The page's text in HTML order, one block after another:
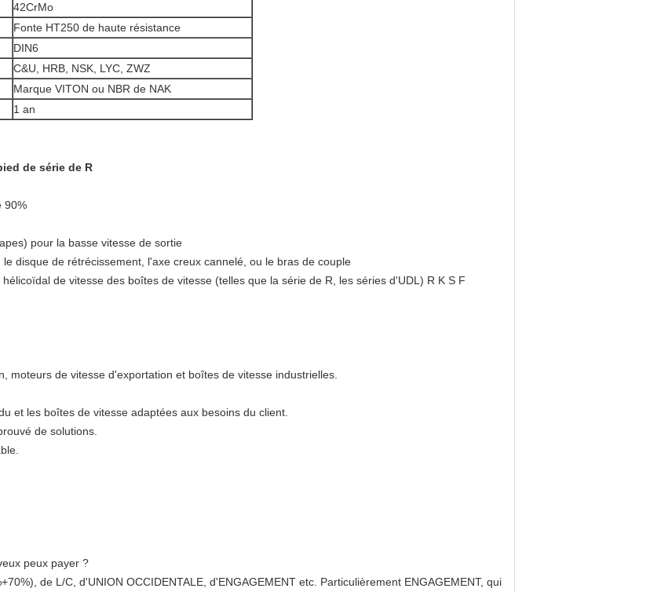
42CrMo
Fonte HT250 de haute résistance
DIN6
C&U, HRB, NSK, LYC, ZWZ
Marque VITON ou NBR de NAK
1 an
de série de R
90%
pour la basse vitesse de sortie
disque de rétrécissement, l'axe creux cannelé, ou le bras de couple
de vitesse des boîtes de vitesse (telles que la série de R, les séries d'UDL) R K S F
moteurs de vitesse d'exportation et boîtes de vitesse industrielles.
et les boîtes de vitesse adaptées aux besoins du client.
de solutions.
peux payer ?
de L/C, d'UNION OCCIDENTALE, d'ENGAGEMENT etc. Particulièrement ENGAGEMENT, qui